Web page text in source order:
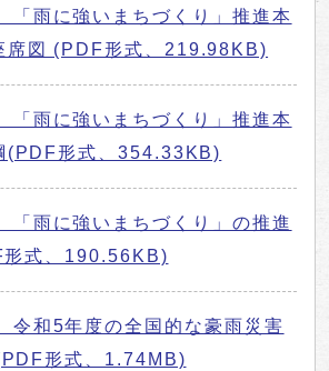
雨に強いまちづくり」推進本
図 (PDF形式、219.98KB)
雨に強いまちづくり」推進本
(PDF形式、354.33KB)
雨に強いまちづくり」の推進
式、190.56KB)
和5年度の全国的な豪雨災害
形式、1.74MB)